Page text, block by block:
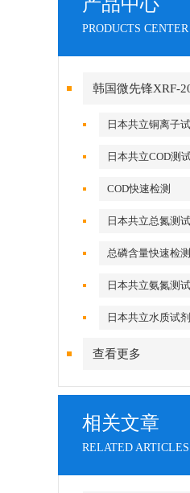
PRODUCTS CENTER
韩国微先锋XRF-
日本共立铜离子
日本共立COD测
COD快速检测
日本共立总氮测
总磷含量快速检
日本共立氨氮测
日本共立水质试
查看更多
相关文章
RELATED ARTICLES